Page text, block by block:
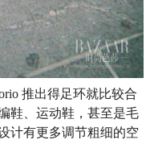
推出得足环就比较合
鞋、运动鞋，甚至是毛
计有更多调节粗细的空